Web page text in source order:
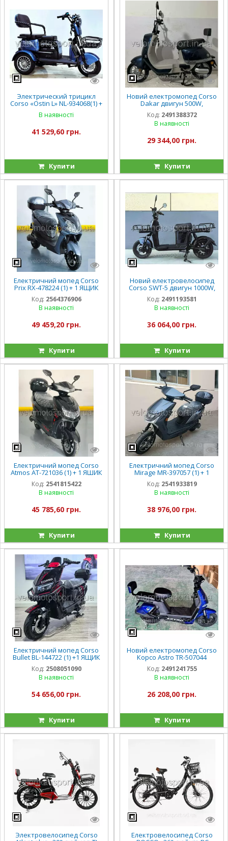
Электрический трицикл
Corso «Ostin L» NL-934068(1) +
1200W, аккумулятор
фосфатный
В наявності
41 529,60 грн.
Купити
Новий електромопед Corso
Dakar двигун 500W,
акумулятор 60V/20Ah
Код: 2491388372
В наявності
29 344,00 грн.
Купити
Електричний мопед Corso
Prix RX-478224 (1) + 1 ЯЩИК
АКУМ двигун 1500W,
акумулятор 72V/23Ah, в
коробці
Код: 2564376906
В наявності
49 459,20 грн.
Купити
Новий електровелосипед
Corso SWT-5 двигун 1000W,
акумулятор 72V/20Ah,
колеса 12
Код: 2491193581
В наявності
36 064,00 грн.
Купити
Електричний мопед Corso
Atmos AT-721036 (1) + 1 ЯШИК
АКУМ, двигун 1500W,
акумулятор 72V/32Ah, в
коробці
Код: 2541815422
В наявності
45 785,60 грн.
Купити
Електричний мопед Corso
Mirage MR-397057 (1) + 1
ЯЩИК АКУМ, двигун 1000W,
акумулятор 72V/20Ah, в
коробці
Код: 2541933819
В наявності
38 976,00 грн.
Купити
Електричний мопед Corso
Bullet BL-144722 (1) +1 ЯЩИК
АКУМ., двигун 2000W,
акумулятор 72V/38Ah
Код: 2508051090
В наявності
54 656,00 грн.
Купити
Новий електромопед Corso
Корсо Astro TR-507044
двигун 500W, акумулятор
60V/20Ah, в коробці
Код: 2491241755
В наявності
26 208,00 грн.
Купити
Электровелосипед Corso Електровелосипед Corso